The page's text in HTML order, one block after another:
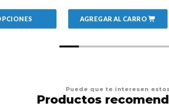
AGREGAR AL CARRO
Puede que te interesen
Productos